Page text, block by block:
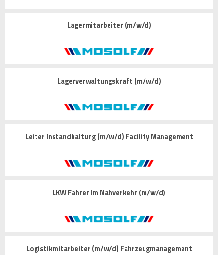
Lagermitarbeiter (m/w/d)
Lagerverwaltungskraft (m/w/d)
Leiter Instandhaltung (m/w/d) Facility Management
LKW Fahrer im Nahverkehr (m/w/d)
Logistikmitarbeiter (m/w/d) Fahrzeugmanagement